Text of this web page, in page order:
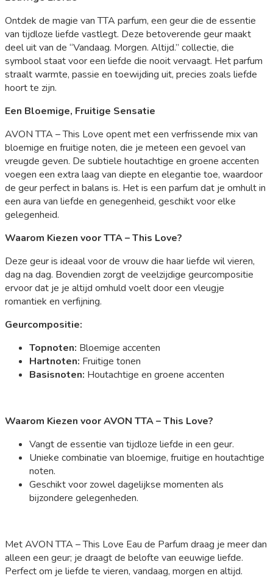
Ontdek de magie van TTA parfum, een geur die de essentie
van tijdloze liefde vastlegt. Deze betoverende geur maakt
deel uit van de “Vandaag. Morgen. Altijd.” collectie, die
symbool staat voor een liefde die nooit vervaagt. Het parfum
straalt warmte, passie en toewijding uit, precies zoals liefde
hoort te zijn.
Een Bloemige, Fruitige Sensatie
AVON TTA – This Love opent met een verfrissende mix van
bloemige en fruitige noten, die je meteen een gevoel van
vreugde geven. De subtiele houtachtige en groene accenten
voegen een extra laag van diepte en elegantie toe, waardoor
de geur perfect in balans is. Het is een parfum dat je omhult in
een aura van liefde en genegenheid, geschikt voor elke
gelegenheid.
Waarom Kiezen voor TTA – This Love?
Deze geur is ideaal voor de vrouw die haar liefde wil vieren,
dag na dag. Bovendien zorgt de veelzijdige geurcompositie
ervoor dat je je altijd omhuld voelt door een vleugje
romantiek en verfijning.
Geurcompositie:
Topnoten: Bloemige accenten
Hartnoten: Fruitige tonen
Basisnoten: Houtachtige en groene accenten
Waarom Kiezen voor AVON TTA – This Love?
Vangt de essentie van tijdloze liefde in een geur.
Unieke combinatie van bloemige, fruitige en houtachtige
noten.
Geschikt voor zowel dagelijkse momenten als
bijzondere gelegenheden.
Met AVON TTA – This Love Eau de Parfum draag je meer dan
alleen een geur; je draagt de belofte van eeuwige liefde.
Perfect om je liefde te vieren, vandaag, morgen en altijd.